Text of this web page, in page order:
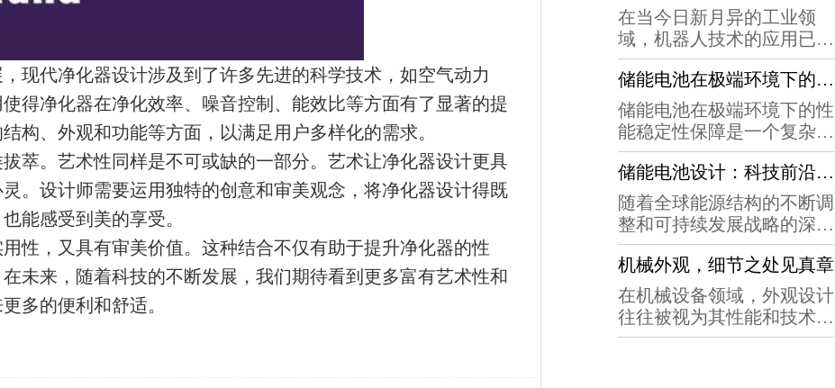
现代净化器设计涉及到了许多先进的科学技术，如空气动力
得净化器在净化效率、噪音控制、能效比等方面有了显著的提
构、外观和功能等方面，以满足用户多样化的需求。
萃。艺术性同样是不可或缺的一部分。艺术让净化器设计更具
。设计师需要运用独特的创意和审美观念，将净化器设计得既
能感受到美的享受。
性，又具有审美价值。这种结合不仅有助于提升净化器的性
未来，随着科技的不断发展，我们期待看到更多富有艺术性和
多的便利和舒适。
优势，成为了众多企业的新
选择。它们不仅提高了生产
效率，降低了成本，更在提
升产品质量和一致性方面发
挥了重要作用。工业机器人
的设计，是智慧制造中的关
键环节。这些机器人经过精
心设计和优化，能够适应各
种复杂的生产环...
在当今日新月异的工业领
域，机器人技术的应用已经
成为企业提升生产效率、降
低成本的关键。然而，市场
上的工业机器人产品琳琅满
目，如何在众多品牌中脱颖
而出，成为众多消费者和企
业的首选呢？答案很简单：
因为我们的工业机器人设计
总是与众不同，而这背后，
是我们对每一个细节的用心
和专注。首先，我们深知每
一个工业机器人...
储能电池在极端环境下的性能稳定性如何保障？
储能电池在极端环境下的性
能稳定性保障是一个复杂且
关键的问题。以下是白狐设
计的方法来确保储能电池在
极端环境下的性能稳定性：
材料选择与优化：选择具有
高热稳定性、高耐寒性和高
耐腐蚀性的电池材料。对于
正极、负极、电解液和隔膜
等关键组件，选择能在极端
环境下保持性能稳定的材
储能电池设计：科技前沿，行业标杆
随着全球能源结构的不断调
整和可持续发展战略的深入
实施，储能电池技术作为新
能源领域的重要支柱，正日
益受到社会各界的广泛关
注。在众多储能电池产品
中，一款真正具备科技前沿
机械外观，细节之处见真章
在机械设备领域，外观设计
往往被视为其性能和技术的
外在展现。然而，真正的艺